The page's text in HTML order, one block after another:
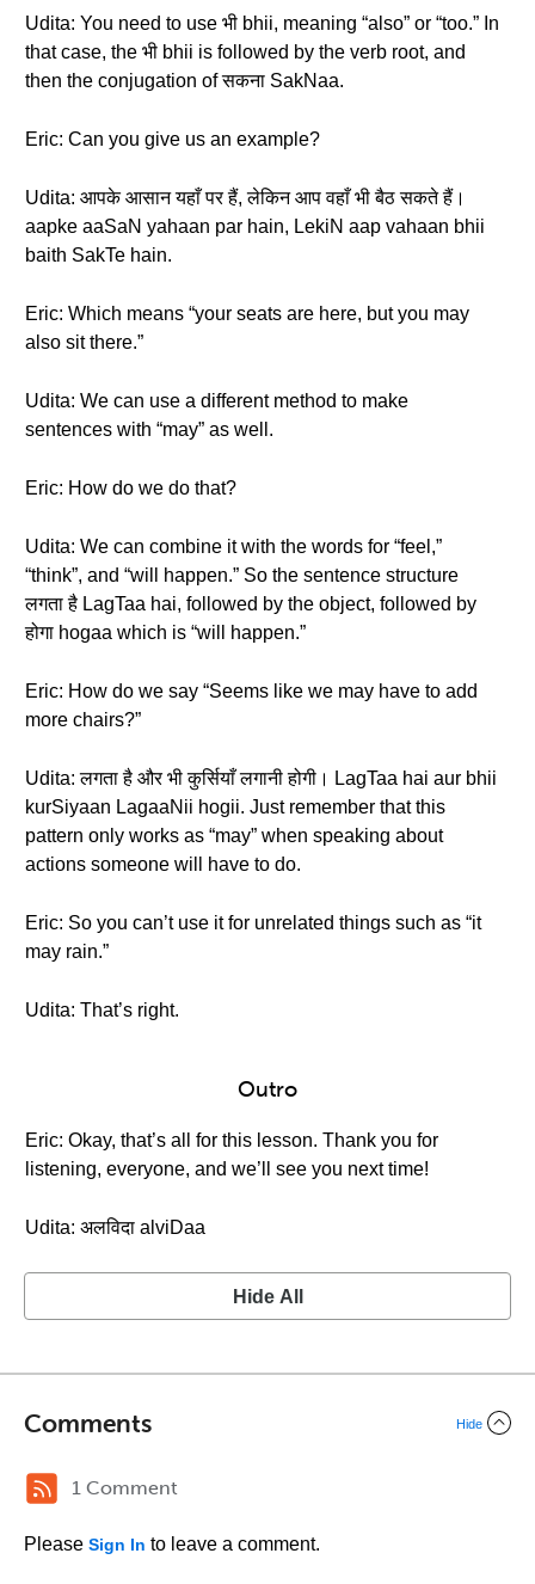
Udita: You need to use भी bhii, meaning “also” or “too.” In
that case, the भी bhii is followed by the verb root, and
then the conjugation of सकना SakNaa.
Eric: Can you give us an example?
Udita: आपके आसान यहाँ पर हैं, लेकिन आप वहाँ भी बैठ सकते हैं।
aapke aaSaN yahaan par hain, LekiN aap vahaan bhii
baith SakTe hain.
Eric: Which means “your seats are here, but you may
also sit there.”
Udita: We can use a different method to make
sentences with “may” as well.
Eric: How do we do that?
Udita: We can combine it with the words for “feel,”
“think”, and “will happen.” So the sentence structure
लगता है LagTaa hai, followed by the object, followed by
होगा hogaa which is “will happen.”
Eric: How do we say “Seems like we may have to add
more chairs?”
Udita: लगता है और भी कुर्सियाँ लगानी होगी। LagTaa hai aur bhii
kurSiyaan LagaaNii hogii. Just remember that this
pattern only works as “may” when speaking about
actions someone will have to do.
Eric: So you can’t use it for unrelated things such as “it
may rain.”
Udita: That’s right.
Outro
Eric: Okay, that’s all for this lesson. Thank you for
listening, everyone, and we’ll see you next time!
Udita: अलविदा alviDaa
Hide All
Comments Hide
1 Comment
Please Sign In to leave a comment.